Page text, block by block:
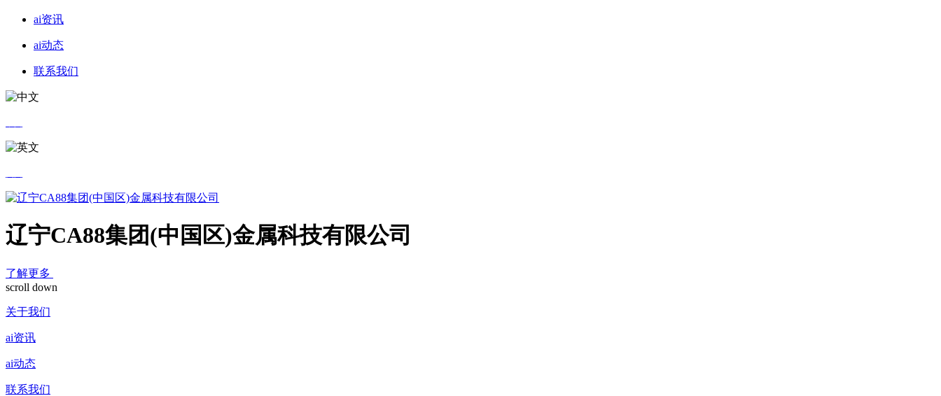
ai资讯
ai动态
联系我们
辽宁CA88集团(中国区)金属科技有限公司
了解更多
scroll down
关于我们
ai资讯
ai动态
联系我们